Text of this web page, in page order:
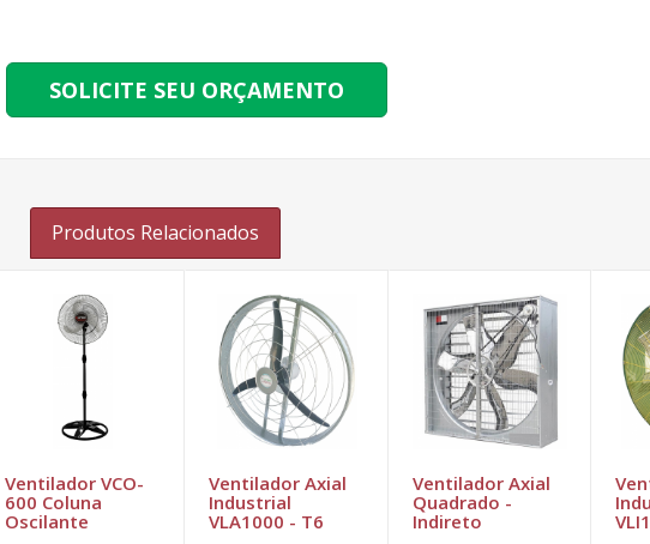
SOLICITE SEU ORÇAMENTO
Produtos Relacionados
Ventilador VCO-
600 Coluna
Oscilante
Ventilador Axial
Industrial
VLA1000 - T6
Ventilador Axial
Quadrado -
Indireto